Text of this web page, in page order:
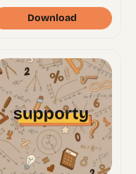
Download